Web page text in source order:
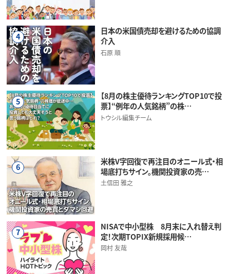
4
日本の米国債売却を避けるための協調
介入
石原 順
5
【8月の株主優待ランキングTOP10で投
票】“例年の人気銘柄”の株…
トウシル編集チーム
6
米株V字回復で再注目のオニール式・相
場底打ちサイン。機関投資家の売…
土信田 雅之
7
NISAで中小型株 8月末に入れ替え判
定！次期TOPIX新規採用候…
岡村 友哉